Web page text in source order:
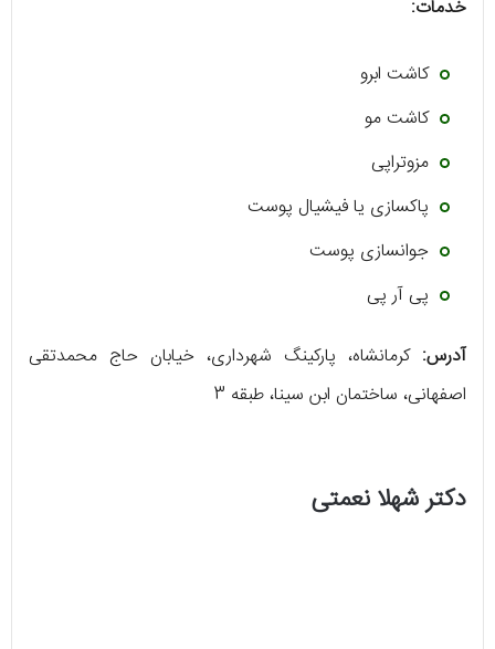
خدمات:
کاشت ابرو
کاشت مو
مزوتراپی
پاکسازی یا فیشیال پوست
جوانسازی پوست
پی آر پی
آدرس: کرمانشاه، پارکینگ شهرداری، خیابان حاج محمدتقی
اصفهانی، ساختمان ابن سینا، طبقه 3
دکتر شهلا نعمتی